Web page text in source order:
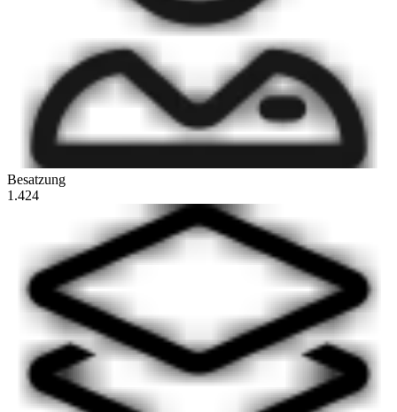
Besatzung
1.424